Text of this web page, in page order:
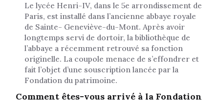
Le lycée Henri-IV, dans le 5e arrondissement de
Paris, est installé dans l’ancienne abbaye royale
de Sainte- Geneviève-du-Mont. Après avoir
longtemps servi de dortoir, la bibliothèque de
l’abbaye a récemment retrouvé sa fonction
originelle. La coupole menace de s’effondrer et
fait l’objet d’une souscription lancée par la
Fondation du patrimoine.
Comment êtes-vous arrivé à la Fondation